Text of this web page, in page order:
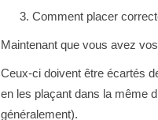
3. Comment placer
Maintenant que vous avez
Ceux-ci doivent être écartés
en les plaçant dans la même
généralement).